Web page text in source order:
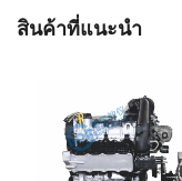
สินค้าที่แนะนำ